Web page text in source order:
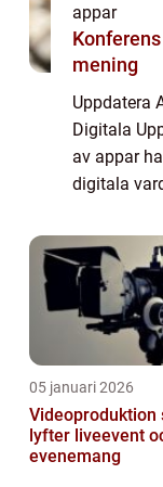
appar
Konferens dalarna
mening
Uppdatera
Digitala
av appar
digitala
apparna
05 januari 2026
Videoproduktion
lyfter liveevent
evenemang